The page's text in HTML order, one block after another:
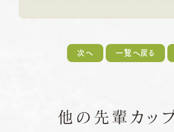
次へ 一覧へ戻る
他の先輩カッ